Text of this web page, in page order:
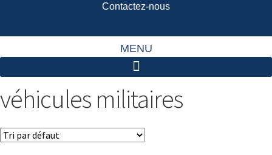
Contactez-nous
MENU
véhicules militaires